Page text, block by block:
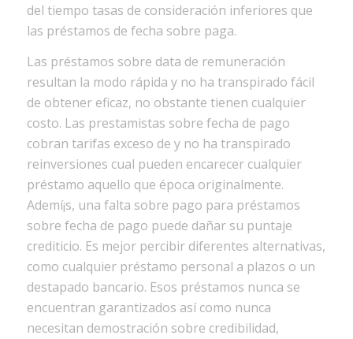
del tiempo tasas de consideración inferiores que
las préstamos de fecha sobre paga.
Las préstamos sobre data de remuneración
resultan la modo rápida y no ha transpirado fácil
de obtener eficaz, no obstante tienen cualquier
costo. Las prestamistas sobre fecha de pago
cobran tarifas exceso de y no ha transpirado
reinversiones cual pueden encarecer cualquier
préstamo aquello que época originalmente.
Ademí¡s, una falta sobre pago para préstamos
sobre fecha de pago puede dañar su puntaje
crediticio. Es mejor percibir diferentes alternativas,
como cualquier préstamo personal a plazos o un
destapado bancario. Esos préstamos nunca se
encuentran garantizados así­ como nunca
necesitan demostración sobre credibilidad,